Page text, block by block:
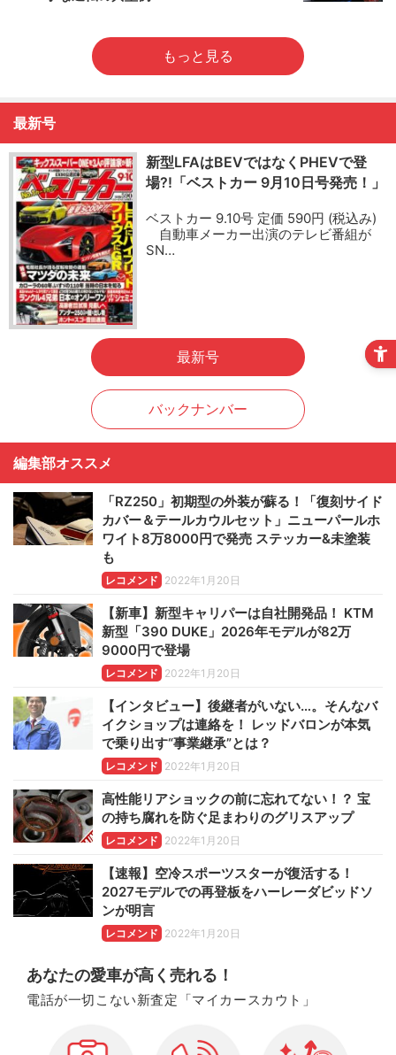
もっと見る
最新号
新型LFAはBEVではなくPHEVで登
場?!「ベストカー 9月10日号発売！」
ベストカー 9.10号 定価 590円 (税込み)
自動車メーカー出演のテレビ番組が
SN…
最新号
バックナンバー
編集部オススメ
「RZ250」初期型の外装が蘇る！「復刻サイド
カバー＆テールカウルセット」ニューパールホ
ワイト8万8000円で発売 ステッカー&未塗装
も
レコメンド 2022年1月20日
【新車】新型キャリパーは自社開発品！ KTM
新型「390 DUKE」2026年モデルが82万
9000円で登場
レコメンド 2022年1月20日
【インタビュー】後継者がいない…。そんなバ
イクショップは連絡を！ レッドバロンが本気
で乗り出す“事業継承”とは？
レコメンド 2022年1月20日
高性能リアショックの前に忘れてない！？ 宝
の持ち腐れを防ぐ足まわりのグリスアップ
レコメンド 2022年1月20日
【速報】空冷スポーツスターが復活する！
2027モデルでの再登板をハーレーダビッドソ
ンが明言
レコメンド 2022年1月20日
あなたの愛車が高く売れる！
電話が一切こない新査定「マイカースカウト」